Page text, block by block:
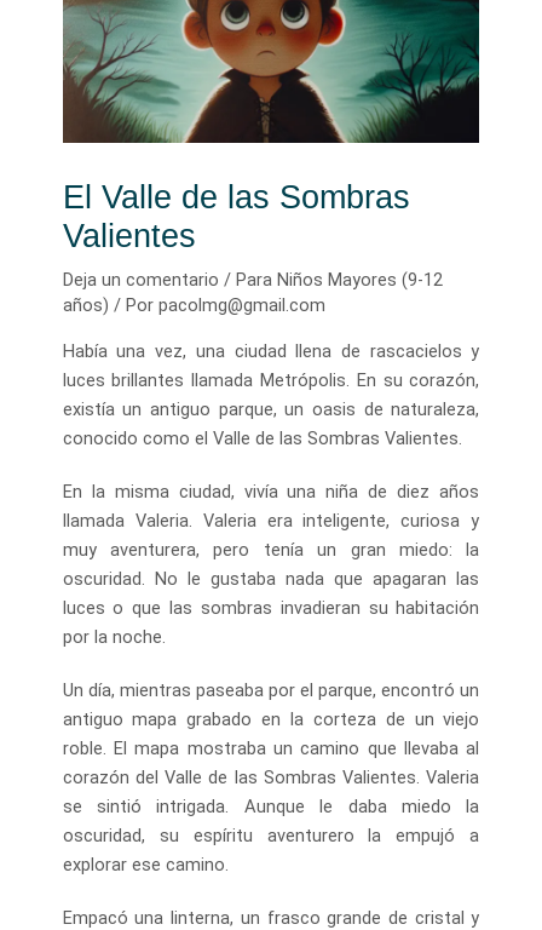
El Valle de las Sombras
Valientes
Deja un comentario / Para Niños Mayores (9-12
años) / Por pacolmg@gmail.com
Había una vez, una ciudad llena de rascacielos y
luces brillantes llamada Metrópolis. En su corazón,
existía un antiguo parque, un oasis de naturaleza,
conocido como el Valle de las Sombras Valientes.
En la misma ciudad, vivía una niña de diez años
llamada Valeria. Valeria era inteligente, curiosa y
muy aventurera, pero tenía un gran miedo: la
oscuridad. No le gustaba nada que apagaran las
luces o que las sombras invadieran su habitación
por la noche.
Un día, mientras paseaba por el parque, encontró un
antiguo mapa grabado en la corteza de un viejo
roble. El mapa mostraba un camino que llevaba al
corazón del Valle de las Sombras Valientes. Valeria
se sintió intrigada. Aunque le daba miedo la
oscuridad, su espíritu aventurero la empujó a
explorar ese camino.
Empacó una linterna, un frasco grande de cristal y